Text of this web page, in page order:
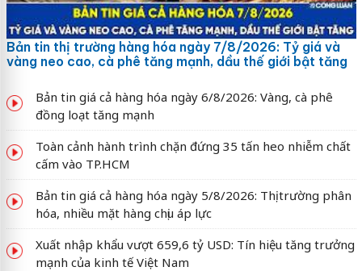
Bản tin thị trường hàng hóa ngày 7/8/2026: Tỷ giá và
vàng neo cao, cà phê tăng mạnh, dầu thế giới bật tăng
Bản tin giá cả hàng hóa ngày 6/8/2026: Vàng, cà phê
đồng loạt tăng mạnh
Toàn cảnh hành trình chặn đứng 35 tấn heo nhiễm chất
cấm vào TP.HCM
Bản tin giá cả hàng hóa ngày 5/8/2026: Thị trường phân
hóa, nhiều mặt hàng chịu áp lực
Xuất nhập khẩu vượt 659,6 tỷ USD: Tín hiệu tăng trưởng
mạnh của kinh tế Việt Nam